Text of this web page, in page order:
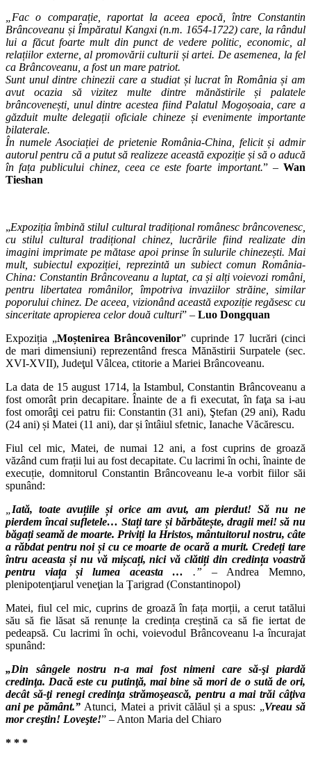
„Fac o comparație, raportat la aceea epocă, între Constantin
Brâncoveanu și Împăratul Kangxi (n.m. 1654-1722) care, la rândul
lui a făcut foarte mult din punct de vedere politic, economic, al
relațiilor externe, al promovării culturii și artei. De asemenea, la fel
ca Brâncoveanu, a fost un mare patriot.
Sunt unul dintre chinezii care a studiat și lucrat în România și am
avut ocazia să vizitez multe dintre mănăstirile și palatele
brâncovenești, unul dintre acestea fiind Palatul Mogoșoaia, care a
găzduit multe delegații oficiale chineze și evenimente importante
bilaterale.
În numele Asociației de prietenie România-China, felicit și admir
autorul pentru că a putut să realizeze această expoziție și să o aducă
în fața publicului chinez, ceea ce este foarte important.” –Wan
Tieshan
„Expoziția îmbină stilul cultural tradițional românesc brâncovenesc,
cu stilul cultural tradițional chinez, lucrările fiind realizate din
imagini imprimate pe mătase apoi prinse în sulurile chinezești. Mai
mult, subiectul expoziției, reprezintă un subiect comun România-
China: Constantin Brâncoveanu a luptat, ca și alți voievozi români,
pentru libertatea românilor, împotriva invaziilor străine, similar
poporului chinez. De aceea, vizionând această expoziție regăsesc cu
sinceritate apropierea celor două culturi” – Luo Dongquan
Expoziția „Moștenirea Brâncovenilor” cuprinde 17 lucrări (cinci
de mari dimensiuni) reprezentând fresca Mănăstirii Surpatele (sec.
XVI-XVII), Judeţul Vâlcea, ctitorie a Mariei Brâncoveanu.
La data de 15 august 1714, la Istambul, Constantin Brâncoveanu a
fost omorât prin decapitare. Înainte de a fi executat, în faţa sa i-au
fost omorâţi cei patru fii: Constantin (31 ani), Ştefan (29 ani), Radu
(24 ani) și Matei (11 ani), dar și întâiul sfetnic, Ianache Văcărescu.
Fiul cel mic, Matei, de numai 12 ani, a fost cuprins de groază
văzând cum frații lui au fost decapitate. Cu lacrimi în ochi, înainte de
execuție, domnitorul Constantin Brâncoveanu le-a vorbit fiilor săi
spunând:
Iată, toate avuțiile și orice am avut, am pierdut! Să nu ne
pierdem încai sufletele… Stați tare și bărbătește, dragii mei! să nu
băgați seamă de moarte. Priviți la Hristos, mântuitorul nostru, câte
a răbdat pentru noi și cu ce moarte de ocară a murit. Credeți tare
întru aceasta și nu vă mișcați, nici vă clătiți din credința voastră
pentru viața și lumea aceasta … .” – Andrea Memno,
plenipotenţiarul veneţian la Ţarigrad (Constantinopol)
Matei, fiul cel mic, cuprins de groază în fața morții, a cerut tatălui
său să fie lăsat să renunțe la credința creștină ca să fie iertat de
pedeapsă. Cu lacrimi în ochi, voievodul Brâncoveanu l-a încurajat
spunând:
„Din sângele nostru n-a mai fost nimeni care să-şi piardă
credinţa. Dacă este cu putinţă, mai bine să mori de o sută de ori,
decât să-ţi renegi credinţa strămoşească, pentru a mai trăi câţiva
ani pe pământ.” Atunci, Matei a privit călăul și a spus: „Vreau să
mor creştin! Loveşte!” – Anton Maria del Chiaro
* * *